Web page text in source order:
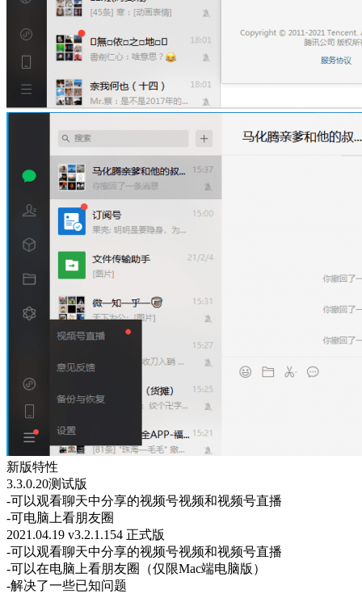
新版特性
3.3.0.20测试版
-可以观看聊天中分享的视频号视频和视频号直播
-可电脑上看朋友圈
2021.04.19 v3.2.1.154 正式版
-可以观看聊天中分享的视频号视频和视频号直播
-可以在电脑上看朋友圈（仅限Mac端电脑版）
-解决了一些已知问题